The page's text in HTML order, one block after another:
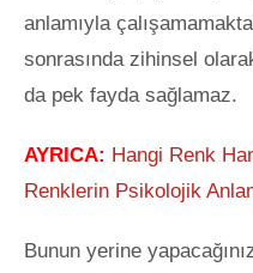
anlamıyla
sonrasında zihinsel
da pek fayda sağlamaz.
AYRICA: Hangi Renk
Renklerin Psikolojik
Bunun yerine